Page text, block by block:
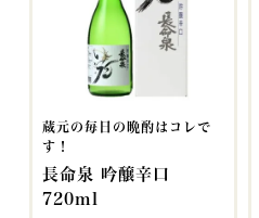
蔵元の毎日の晩酌はコレで
す！
長命泉 吟醸辛口
720ml